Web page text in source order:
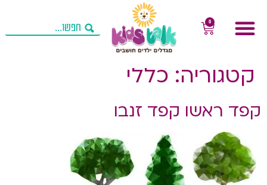
0
קטגוריה: כללי
קפד ראשו קפד זנבו